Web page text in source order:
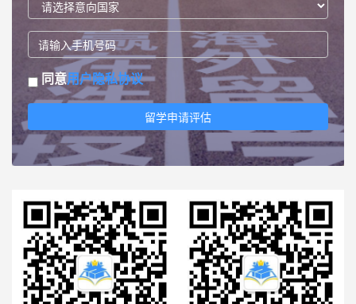
同意用户隐私协议
留学申请评估